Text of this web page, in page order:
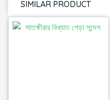
SIMILAR PRODUCT